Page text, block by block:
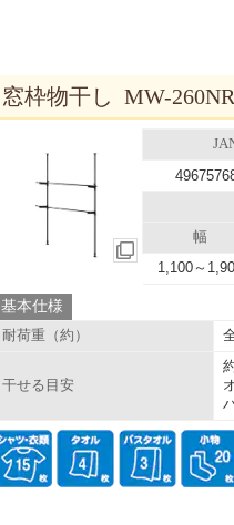
窓枠物干し MW-
幅
1,100～
基本仕様
耐荷重（約）
干せる目安